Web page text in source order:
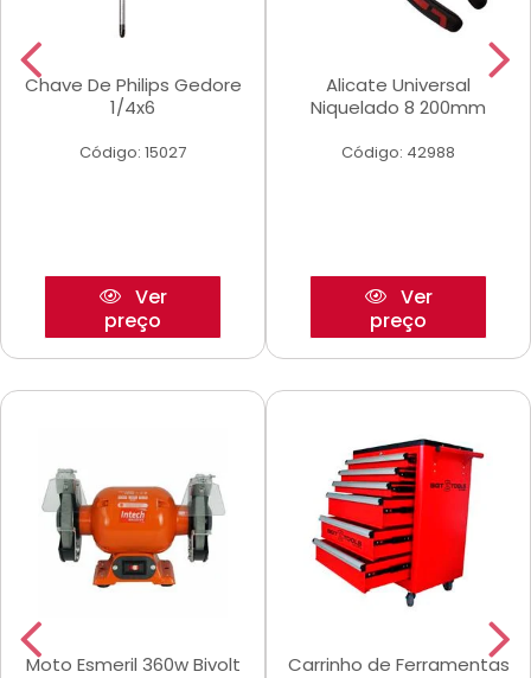
Chave De Philips Gedore
1/4x6
Código: 15027
Ver
preço
Alicate Universal
Niquelado 8 200mm
Código: 42988
Ver
preço
Moto Esmeril 360w Bivolt
Carrinho de Ferramentas